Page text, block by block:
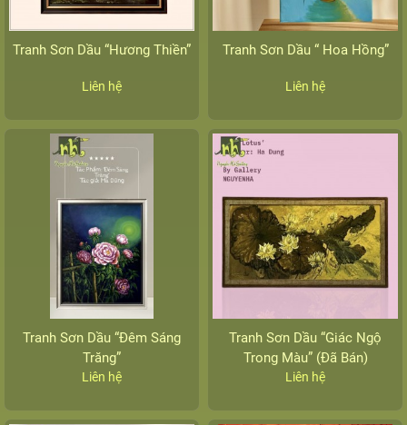
Tranh Sơn Dầu “Hương Thiền”
Liên hệ
Tranh Sơn Dầu “ Hoa Hồng”
Liên hệ
Tranh Sơn Dầu “Đêm Sáng
Trăng”
Liên hệ
Tranh Sơn Dầu “Giác Ngộ
Trong Màu” (Đã Bán)
Liên hệ